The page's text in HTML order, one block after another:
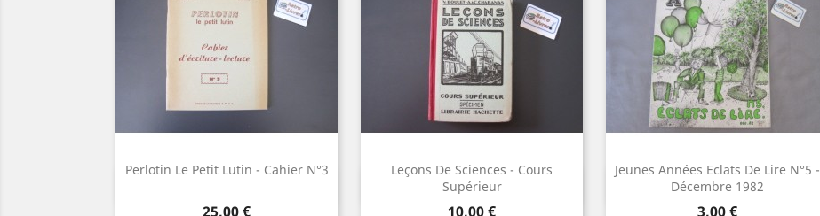
Perlotin Le Petit Lutin - Cahier N°3
Prix
25,00 €
Leçons De Sciences - Cours
Supérieur
Prix
10,00 €
Aperçu rapide
Jeunes Années Eclats De Lire N°5 -
Décembre 1982
Prix
3,00 €
Aperçu rapide